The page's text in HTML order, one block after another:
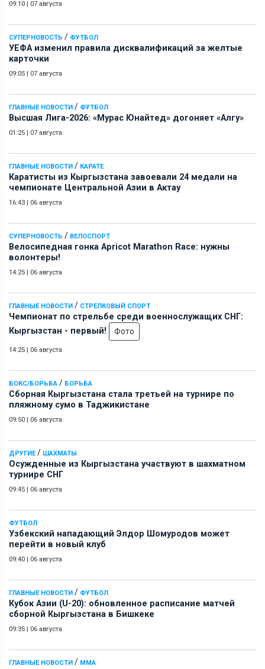
09:10 | 07 августа
СУПЕРНОВОСТЬ / ФУТБОЛ
УЕФА изменил правила дисквалификаций за желтые
карточки
09:05 | 07 августа
ГЛАВНЫЕ НОВОСТИ / ФУТБОЛ
Высшая Лига-2026: «Мурас Юнайтед» догоняет «Алгу»
01:25 | 07 августа
ГЛАВНЫЕ НОВОСТИ / КАРАТЕ
Каратисты из Кыргызстана завоевали 24 медали на
чемпионате Центральной Азии в Актау
16:43 | 06 августа
СУПЕРНОВОСТЬ / ВЕЛОСПОРТ
Велосипедная гонка Apricot Marathon Race: нужны
волонтеры!
14:25 | 06 августа
ГЛАВНЫЕ НОВОСТИ / СТРЕЛКОВЫЙ СПОРТ
Чемпионат по стрельбе среди военнослужащих СНГ:
Кыргызстан - первый!
Фото
14:25 | 06 августа
БОКС/БОРЬБА / БОРЬБА
Сборная Кыргызстана стала третьей на турнире по
пляжному сумо в Таджикистане
09:50 | 06 августа
ДРУГИЕ/ ШАХМАТЫ
Осужденные из Кыргызстана участвуют в шахматном
турнире СНГ
09:45 | 06 августа
ФУТБОЛ
Узбекский нападающий Элдор Шомуродов может
перейти в новый клуб
09:40 | 06 августа
ГЛАВНЫЕ НОВОСТИ / ФУТБОЛ
Кубок Азии (U-20): обновленное расписание матчей
сборной Кыргызстана в Бишкеке
09:35 | 06 августа
ГЛАВНЫЕ НОВОСТИ / ММА